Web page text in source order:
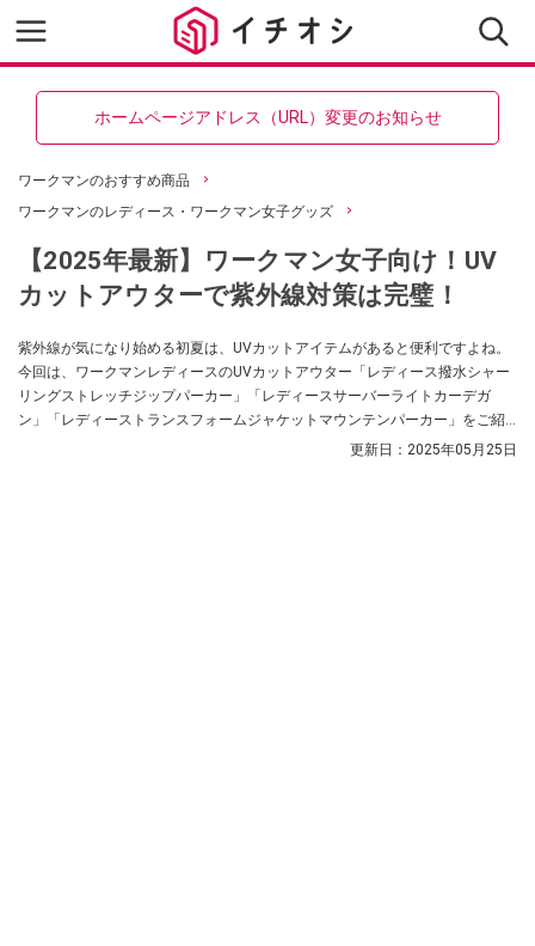
ホームページアドレス（URL）変更のお知らせ
ワークマンのおすすめ商品
ワークマンのレディース・ワークマン女子グッズ
【2025年最新】ワークマン女子向け！UV
カットアウターで紫外線対策は完璧！
紫外線が気になり始める初夏は、UVカットアイテムがあると便利ですよね。
今回は、ワークマンレディースのUVカットアウター「レディース撥水シャー
リングストレッチジップパーカー」「レディースサーバーライトカーデガ
ン」「レディーストランスフォームジャケットマウンテンパーカー」をご紹
更新日： 2025年05月25日